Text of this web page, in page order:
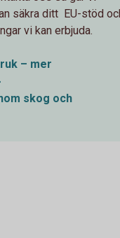
säkra ditt EU-stöd
vi kan erbjuda.
– mer
skog och